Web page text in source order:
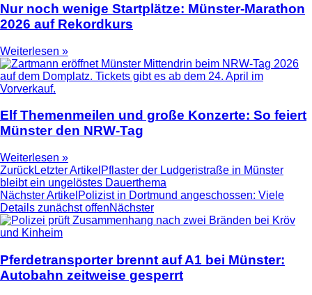
Nur noch wenige Startplätze: Münster-Marathon
2026 auf Rekordkurs
Weiterlesen »
Elf Themenmeilen und große Konzerte: So feiert
Münster den NRW-Tag
Weiterlesen »
ZurückLetzter Artikel Pflaster der Ludgeristraße in Münster
bleibt ein ungelöstes Dauerthema
Nächster Artikel Polizist in Dortmund angeschossen: Viele
Details zunächst offenNächster
Pferdetransporter brennt auf A1 bei Münster:
Autobahn zeitweise gesperrt